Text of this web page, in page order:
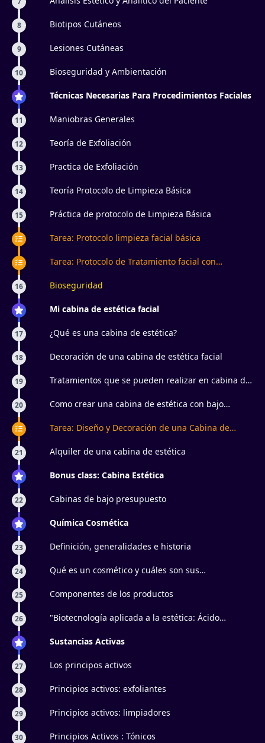
8 Biotipos Cutáneos
9 Lesiones Cutáneas
10 Bioseguridad y Ambientación
Técnicas Necesarias Para Procedimientos Faciales
11 Maniobras Generales
12 Teoría de Exfoliación
13 Practica de Exfoliación
14 Teoría Protocolo de Limpieza Básica
15 Práctica de protocolo de Limpieza Básica
Tarea: Protocolo limpieza facial básica
Tarea: Protocolo de Tratamiento facial con
16 Bioseguridad
Mi cabina de estética facial
17 ¿Qué es una cabina de estética?
18 Decoración de una cabina de estética facial
19
Tratamientos que se pueden realizar en cabina de
20
Como crear una cabina de estética con bajo
Tarea: Diseño y Decoración de una Cabina de
21 Alquiler de una cabina de estética
Bonus class: Cabina Estética
22 Cabinas de bajo presupuesto
Química Cosmética
23 Definición, generalidades e historia
24
Qué es un cosmético y cuáles son sus
25 Componentes de los productos
26
"Biotecnología aplicada a la estética: Ácido
crecimiento
Sustancias Activas
27 Los principos activos
28 Principios activos: exfoliantes
29 Principios activos: limpiadores
30 Principios Activos : Tónicos